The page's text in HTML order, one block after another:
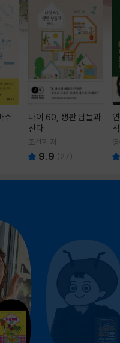
주
나이 60, 생판 남들과
산다
조선희 저
9.9 ( 27)
칙